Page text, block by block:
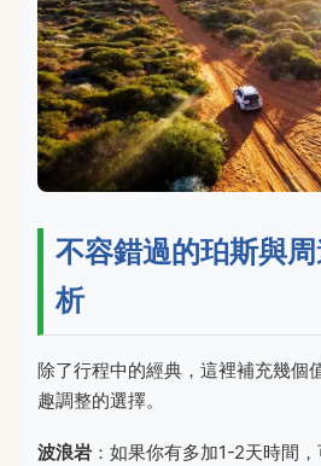
不容錯過的珀斯與
析
除了行程中的經典，這裡補充幾個
趣調整的選擇。
波浪岩 ：如果你有多加1-2天時間